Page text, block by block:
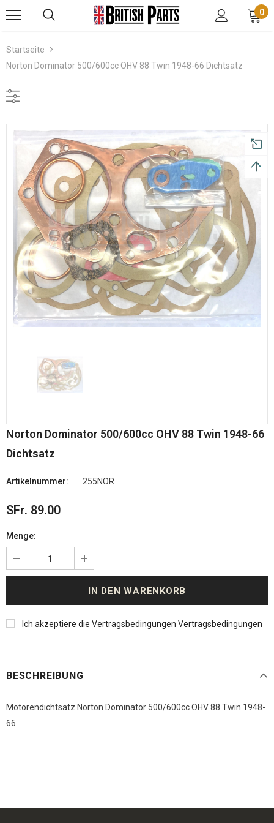
0
Startseite
Norton Dominator 500/600cc OHV 88 Twin 1948-66 Dichtsatz
Norton Dominator 500/600cc OHV 88 Twin 1948-66
Dichtsatz
Artikelnummer: 255NOR
SFr. 89.00
Menge:
Ich akzeptiere die Vertragsbedingungen Vertragsbedingungen
BESCHREIBUNG
Motorendichtsatz Norton Dominator 500/600cc OHV 88 Twin 1948-
66